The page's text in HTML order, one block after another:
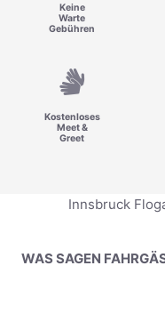
Keine
Warte
Gebühren
Kostenloses
Meet &
Greet
Innsbruck
WAS SAGEN